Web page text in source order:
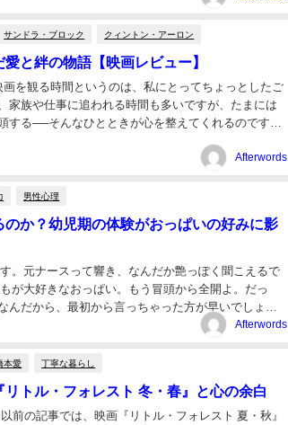
サンドラ・ブロック クィントン・アーロン
と絆の物語【映画レビュー】
を観る時間というのは、私にとってちょっとしたご
家族や仕事に追われる時間も多いですが、たまには
する──そんなひとときが心を整えてくれるのです。
Afterwords
男性心理
か？幼児期の体験がおっぱいの好みに影
。元ナースって響き、なんだか艶っぽく聞こえるで
が大好きなおっぱい。もう冒頭から全開よ。だっ
だから、最初から言っちゃった方が早いでしょ？
？ 「そんなの理屈...
Afterwords
本愛 丁寧な暮らし
トル・フォレスト 冬・春』と心の余白
前の記事では、映画『リトル・フォレスト 夏・秋』